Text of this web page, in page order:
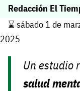
Redacción El
⌛️ sábado 1 de
2025
Un estudio
salud